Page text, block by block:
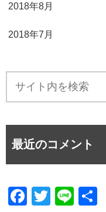
2018年8月
2018年7月
最近のコメント
F
T
Li